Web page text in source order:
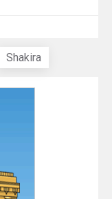
Shakira